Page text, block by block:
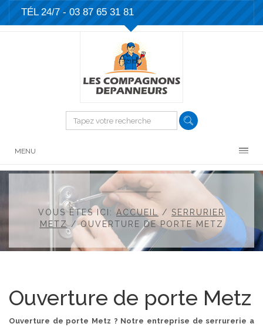
TÉL 24/7 - 03 87 65 31 81
MENU
VOUS ÊTES ICI:ACCUEIL / SERRURIER
METZ/OUVERTURE DE PORTE METZ
Ouverture de porte Metz
Ouverture de porte Metz ? Notre entreprise de serrurerie a